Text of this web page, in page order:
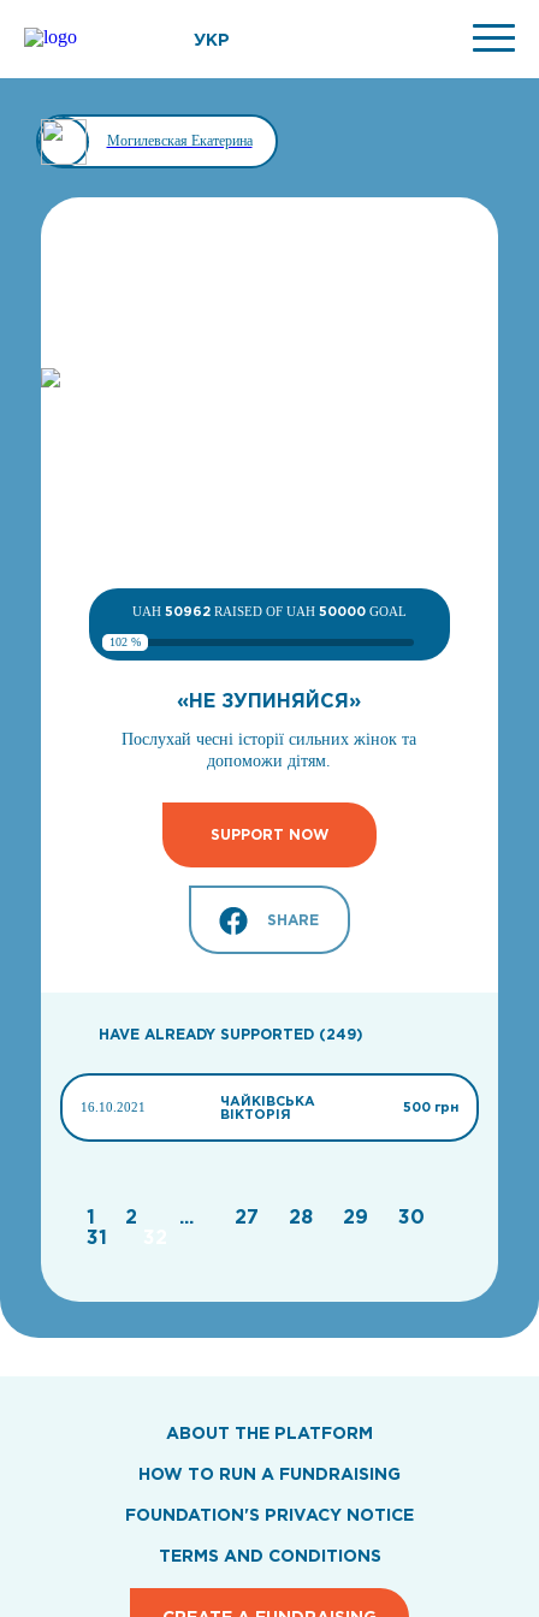
УКР
Могилевская Екатерина
UAH 50962RAISED OF UAH 50000GOAL
102 %
«НЕ ЗУПИНЯЙСЯ»
Послухай чесні історії сильних жінок та
допоможи дітям.
SUPPORT NOW
SHARE
HAVE ALREADY SUPPORTED (249)
16.10.2021
ЧАЙКІВСЬКА
ВІКТОРІЯ
500 грн
1 2 ... 27 28 29
30
31
ABOUT THE PLATFORM
HOW TO RUN A FUNDRAISING
FOUNDATION'S PRIVACY NOTICE
TERMS AND CONDITIONS